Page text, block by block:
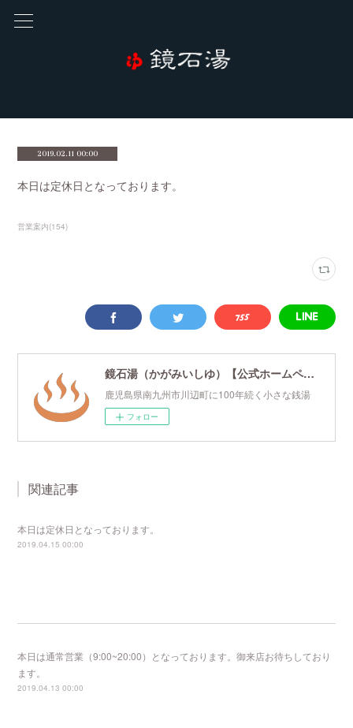
2019.02.11 00:00
本日は定休日となっております。
営業案内(154)
鏡石湯（かがみいしゆ）【公式ホームページ】
鹿児島県南九州市川辺町に100年続く小さな銭湯
フォロー
関連記事
本日は定休日となっております。
2019.04.15 00:00
本日は通常営業（9:00~20:00）となっております。御来店お待ちしており
ます。
2019.04.13 00:00